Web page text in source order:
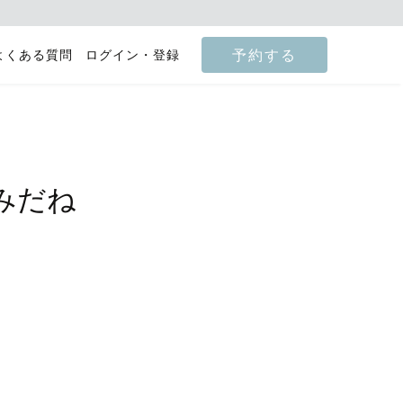
くある質問 ログイン・登録 予約する
だね